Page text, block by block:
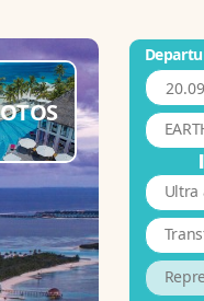
Ultra